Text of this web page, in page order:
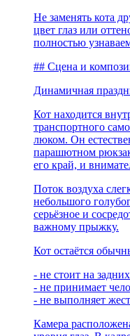
Не заменять кота
цвет глаз или
полностью
## Сцена и
Динамичная
Кот находится
транспортного
люком. Он
парашютном
его край, и
Поток воздуха
небольшого
серьёзное и
важному прыжку.
Кот остаётся
- не стоит на
- не принимает
- не выполняет
Камера